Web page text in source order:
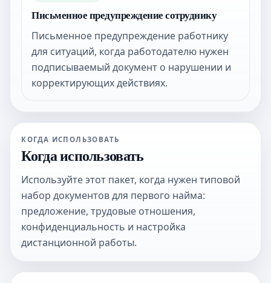
Письменное предупреждение сотруднику
Письменное предупреждение работнику
для ситуаций, когда работодателю нужен
подписываемый документ о нарушении и
корректирующих действиях.
КОГДА ИСПОЛЬЗОВАТЬ
Когда использовать
Используйте этот пакет, когда нужен типовой
набор документов для первого найма:
предложение, трудовые отношения,
конфиденциальность и настройка
дистанционной работы.